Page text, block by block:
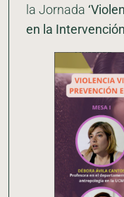
la Jornada
en la